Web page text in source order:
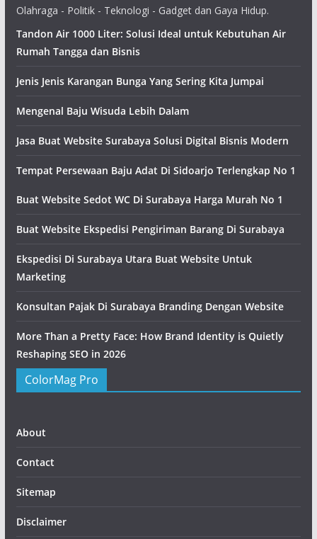
Olahraga - Politik - Teknologi - Gadget dan Gaya Hidup.
Tandon Air 1000 Liter: Solusi Ideal untuk Kebutuhan Air
Rumah Tangga dan Bisnis
Jenis Jenis Karangan Bunga Yang Sering Kita Jumpai
Mengenal Baju Wisuda Lebih Dalam
Jasa Buat Website Surabaya Solusi Digital Bisnis Modern
Tempat Persewaan Baju Adat Di Sidoarjo Terlengkap No 1
Buat Website Sedot WC Di Surabaya Harga Murah No 1
Buat Website Ekspedisi Pengiriman Barang Di Surabaya
Ekspedisi Di Surabaya Utara Buat Website Untuk
Marketing
Konsultan Pajak Di Surabaya Branding Dengan Website
More Than a Pretty Face: How Brand Identity is Quietly
Reshaping SEO in 2026
ColorMag Pro
About
Contact
Sitemap
Disclaimer